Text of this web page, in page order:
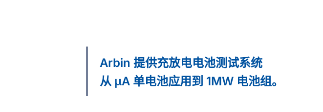
Arbin 提供充放电电池测试系统
从 μA 单电池应用到 1MW 电池组。